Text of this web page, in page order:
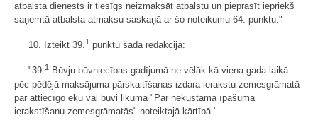
atbalsta dienests ir tiesīgs neizmaksāt atbalstu un pieprasīt iepriekš
saņemtā atbalsta atmaksu saskaņā ar šo noteikumu 64. punktu."
10. Izteikt 39.1 punktu šādā redakcijā:
"39.1
Būvju būvniecības gadījumā ne vēlāk kā viena gada laikā
pēc pēdējā maksājuma pārskaitīšanas izdara ierakstu zemesgrāmatā
par attiecīgo ēku vai būvi likumā "Par nekustamā īpašuma
ierakstīšanu zemesgrāmatās" noteiktajā kārtībā."